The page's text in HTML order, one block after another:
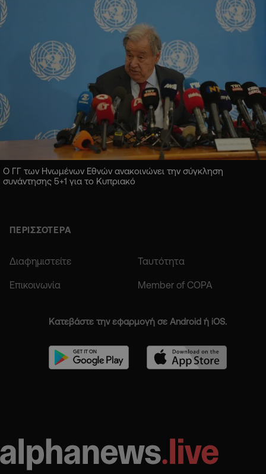
Ο ΓΓ των Ηνωμένων Εθνών ανακοινώνει την σύγκληση
συνάντησης 5+1 για το Κυπριακό
ΠΕΡΙΣΣΟΤΕΡΑ
Διαφημιστείτε Ταυτότητα
Επικοινωνία Member of COPA
Κατεβάστε την εφαρμογή σε Android ή iOS.